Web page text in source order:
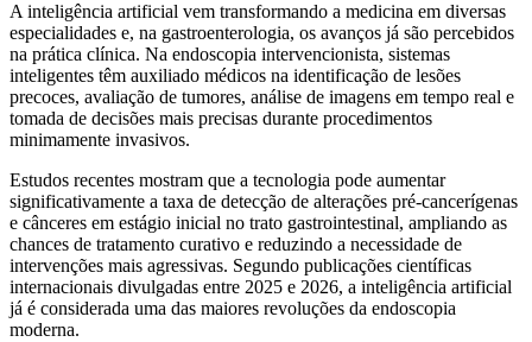
A inteligência artificial vem transformando a medicina em diversas
especialidades e, na gastroenterologia, os avanços já são percebidos
na prática clínica. Na endoscopia intervencionista, sistemas
inteligentes têm auxiliado médicos na identificação de lesões
precoces, avaliação de tumores, análise de imagens em tempo real e
tomada de decisões mais precisas durante procedimentos
minimamente invasivos.
Estudos recentes mostram que a tecnologia pode aumentar
significativamente a taxa de detecção de alterações pré-cancerígenas
e cânceres em estágio inicial no trato gastrointestinal, ampliando as
chances de tratamento curativo e reduzindo a necessidade de
intervenções mais agressivas. Segundo publicações científicas
internacionais divulgadas entre 2025 e 2026, a inteligência artificial
já é considerada uma das maiores revoluções da endoscopia
moderna.